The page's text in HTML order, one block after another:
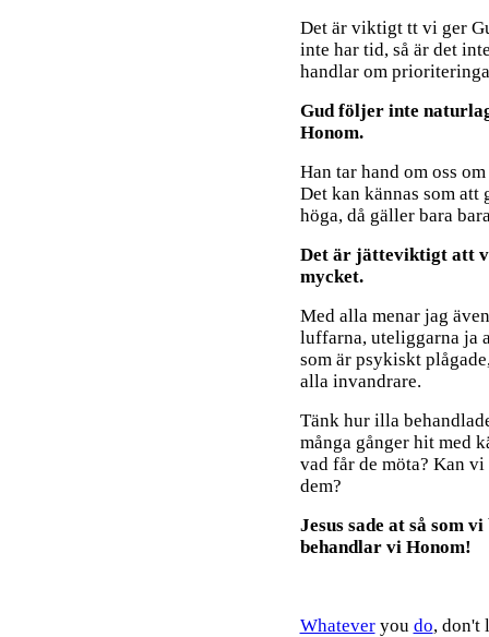
Det är viktigt tt vi ger
inte har tid, så är det
handlar om
Gud följer inte
Honom.
Han tar hand om oss
Det kan kännas som
höga, då gäller bara
Det är jätteviktigt att
mycket.
Med alla menar jag
luffarna, uteliggarna ja
som är psykiskt
alla invandrare.
Tänk hur illa
många gånger hit med
vad får de möta? Kan
dem?
Jesus sade at så som
behandlar vi Honom!
Whateveryou do, don't